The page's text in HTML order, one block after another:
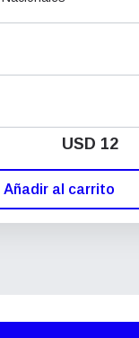
USD 12
Añadir al carrito